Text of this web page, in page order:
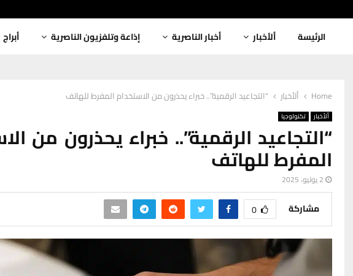
الرئيسة ألأخبار أخبار الناصرية إذاعة وتلفزيون الناصرية أبراج
Home ألأخبار “التجاعيد الرقمية”.. خبراء يحذرون من الاستخدام المفرط للهاتف
ألأخبار تكنولوجيا
“التجاعيد الرقمية”.. خبراء يحذرون من
المفرط للهاتف
2 يوليو، 2025
مشاركة 0